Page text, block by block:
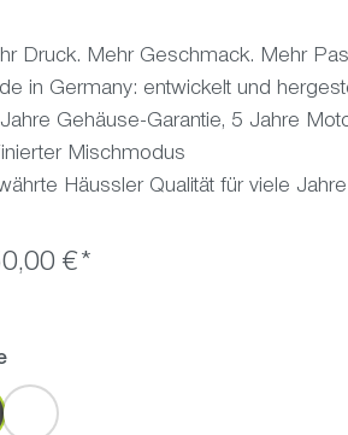
Druck. Mehr Geschmack. Mehr
in Germany: entwickelt und
Gehäuse-Garantie, 5 Jahre
Mischmodus
Häussler Qualität für viele
€*
auswählen
Weiß